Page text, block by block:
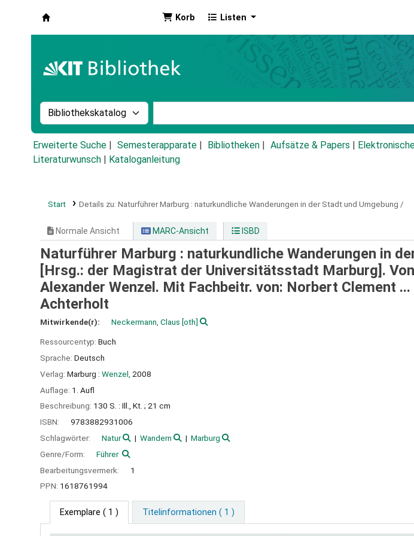
Korb Listen
Suche im Katalog nach:
Erweiterte Suche Semesterapparate Bibliotheken Aufsätze & Papers
Literaturwunsch
Kataloganleitung
Start Details zu: Naturführer Marburg : naturkundliche Wanderungen in der Stadt und Umgebung /
Normale Ansicht MARC-Ansicht ISBD
Naturführer Marburg : naturkundliche Wanderungen in
[Hrsg.: der Magistrat der Universitätsstadt Marburg].
Alexander Wenzel. Mit Fachbeitr. von: Norbert Clement
Achterholt
Mitwirkende(r): Neckermann, Claus [oth]
Ressourcentyp: Buch
Sprache: Deutsch
Verlag: Marburg : Wenzel, 2008
Auflage: 1. Aufl
Beschreibung: 130 S. : Ill., Kt. ; 21 cm
ISBN:
9783882931006
Schlagwörter:
Natur Wandern
Marburg
Genre/Form:
Führer
Bearbeitungsvermerk:
1
PPN: 1618761994
Exemplare ( 1 ) Titelinformationen ( 1 )